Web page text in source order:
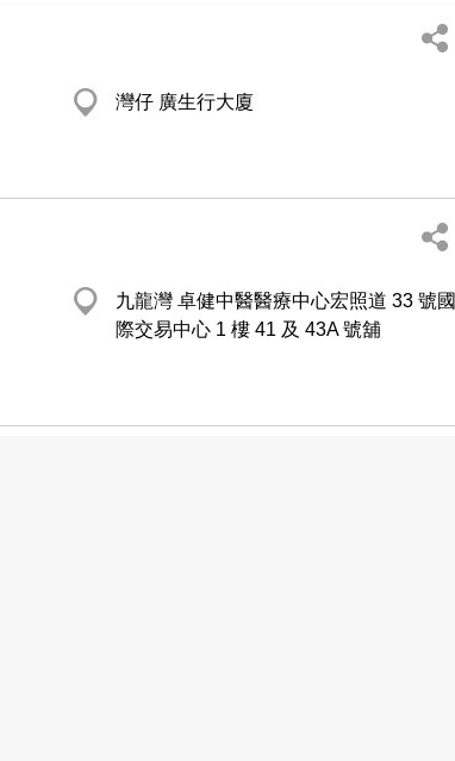
灣仔 廣生行大廈
九龍灣 卓健中醫醫療中心宏照道 33 號國
際交易中心 1 樓 41 及 43A 號舖